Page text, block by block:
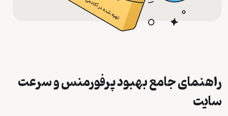
راهنمای جامع بهبود پرفورمنس و سرعت
سایت